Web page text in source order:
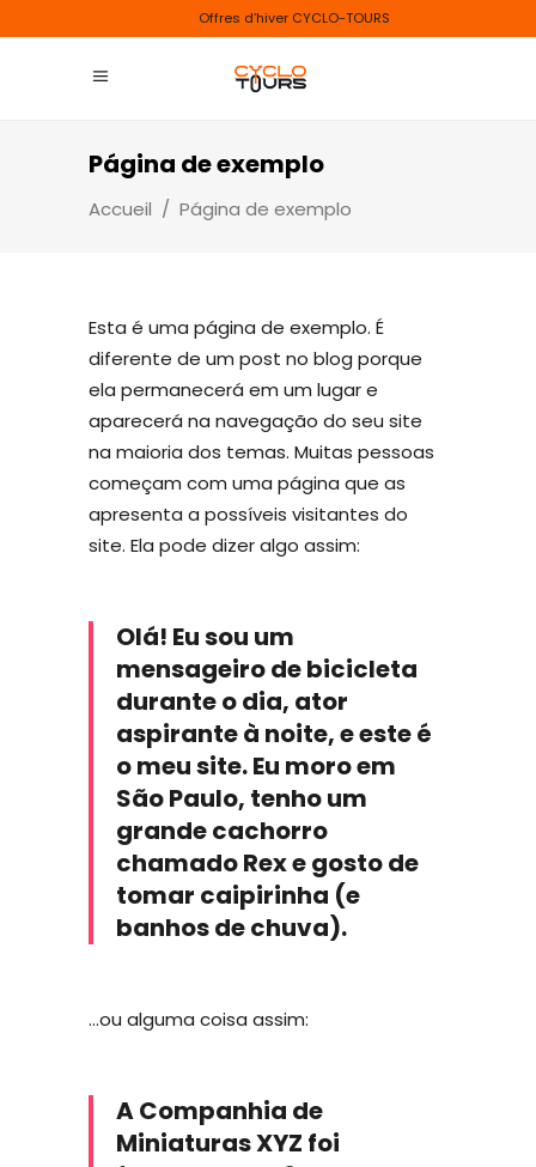
Offres d’hiver CYCLO-TOURS
Página de exemplo
Accueil / Página de exemplo
Esta é uma página de exemplo. É
diferente de um post no blog porque
ela permanecerá em um lugar e
aparecerá na navegação do seu site
na maioria dos temas. Muitas pessoas
começam com uma página que as
apresenta a possíveis visitantes do
site. Ela pode dizer algo assim:
Olá! Eu sou um
mensageiro de bicicleta
durante o dia, ator
aspirante à noite, e este é
o meu site. Eu moro em
São Paulo, tenho um
grande cachorro
chamado Rex e gosto de
tomar caipirinha (e
banhos de chuva).
…ou alguma coisa assim:
A Companhia de
Miniaturas XYZ foi